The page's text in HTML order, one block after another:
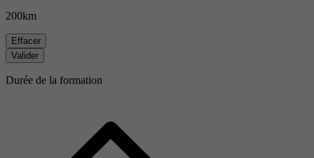
200km
Effacer
Valider
Durée de la formation